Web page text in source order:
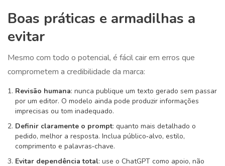
Boas práticas e armadilhas a
evitar
Mesmo com todo o potencial, é fácil cair em erros que
comprometem a credibilidade da marca:
Revisão humana: nunca publique um texto gerado sem passar
por um editor. O modelo ainda pode produzir informações
imprecisas ou tom inadequado.
Definir claramente o prompt: quanto mais detalhado o
pedido, melhor a resposta. Inclua público‑alvo, estilo,
comprimento e palavras‑chave.
Evitar dependência total: use o ChatGPT como apoio, não